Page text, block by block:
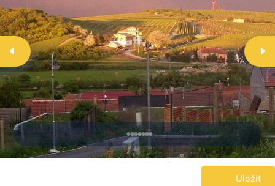
Uložit